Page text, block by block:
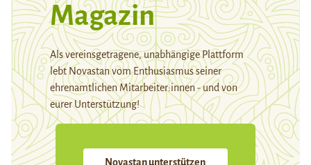
Magazin
Als vereinsgetragene, unabhängige Plattform
lebt Novastan vom Enthusiasmus seiner
ehrenamtlichen Mitarbeiter:innen - und von
eurer Unterstützung!
Novastan unterstützen